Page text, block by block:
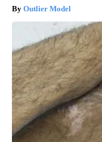
Outlier Model